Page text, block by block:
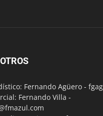
Fernando Agüero -
Fernando Villa -